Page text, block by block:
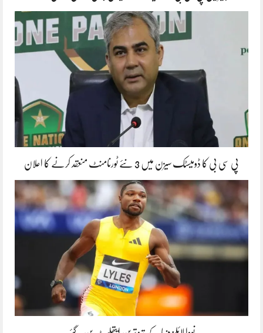
پی سی بی کا ڈومیسٹک سیزن میں 3 نئے ٹورنامنٹ منعقد کرنے کا اعلان